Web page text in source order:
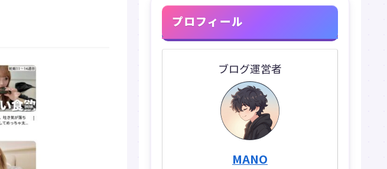
プロフィール
ブログ運営者
MANO